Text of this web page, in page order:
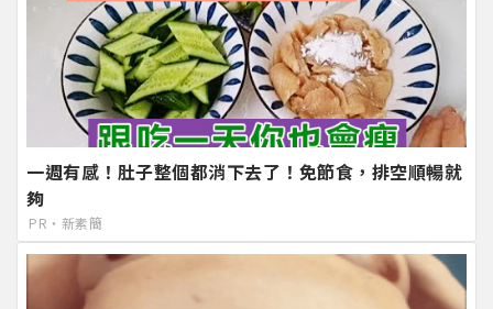
一週有感！肚子整個都消下去了！免節食，排空順暢就
夠
PR・新素簡